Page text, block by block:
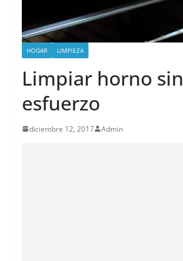
HOGAR LIMPIEZA
Limpiar horno sin
esfuerzo
diciembre 12, 2017 Admin